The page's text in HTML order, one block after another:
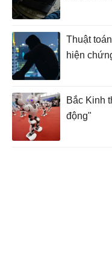
Thuật
hiện
Bắc Kinh
động"